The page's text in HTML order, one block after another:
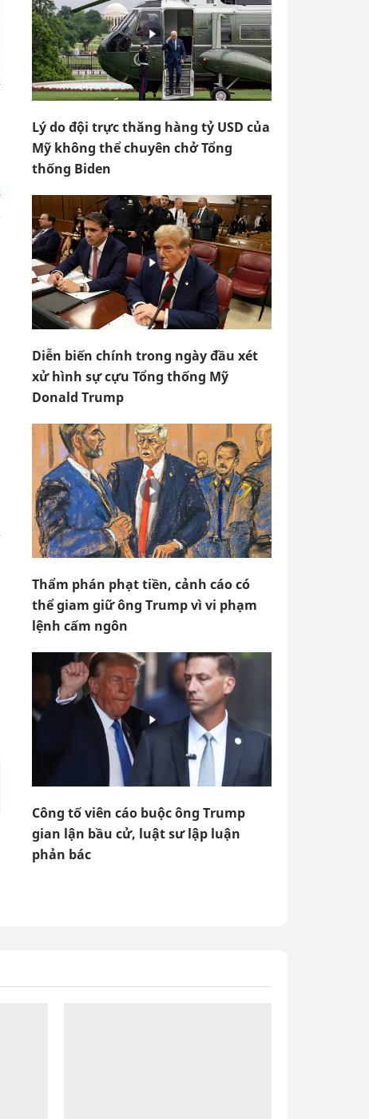
Lý do đội trực thăng hàng tỷ USD của
Mỹ không thể chuyên chở Tổng
thống Biden
Diễn biến chính trong ngày đầu xét
xử hình sự cựu Tổng thống Mỹ
Donald Trump
Thẩm phán phạt tiền, cảnh cáo có
thể giam giữ ông Trump vì vi phạm
lệnh cấm ngôn
Công tố viên cáo buộc ông Trump
gian lận bầu cử, luật sư lập luận
phản bác